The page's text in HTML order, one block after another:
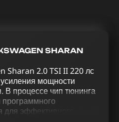
SHARAN
Sharan 2.0 TSI II 220 лс
мощности
В процессе чип тюнинга
эффективного